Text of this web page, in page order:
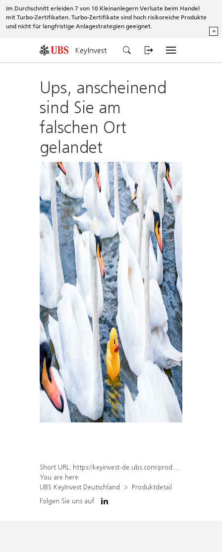
Im Durchschnitt erleiden 7 von 10 Kleinanlegern Verluste beim Handel
mit Turbo-Zertifikaten. Turbo-Zertifikate sind hoch risikoreiche Produkte
und nicht für langfristige Anlagestrategien geeignet.
^
KeyInvest
Ups, anscheinend
sind Sie am
falschen Ort
gelandet
Short URL: https://keyinvest-de.ubs.com/produkt/detail/index/isin/DE000WA1XBA9
You are here:
UBS KeyInvest Deutschland
Produktdetail
Folgen Sie uns auf